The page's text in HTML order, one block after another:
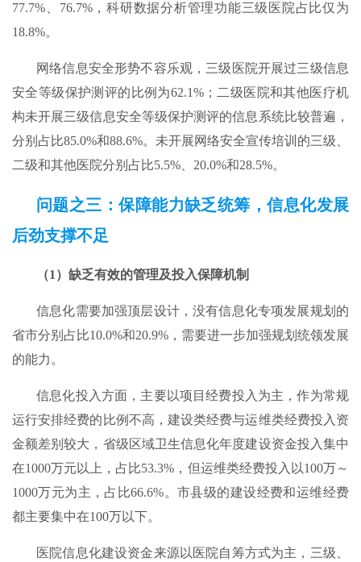
77.7%、76.7%，科研数据分析管理功能三级医院占比仅为
18.8%。
网络信息安全形势不容乐观，三级医院开展过三级信息
安全等级保护测评的比例为62.1%；二级医院和其他医疗机
构未开展三级信息安全等级保护测评的信息系统比较普遍，
分别占比85.0%和88.6%。未开展网络安全宣传培训的三级、
二级和其他医院分别占比5.5%、20.0%和28.5%。
问题之三：保障能力缺乏统筹，信息化发展
后劲支撑不足
（1）缺乏有效的管理及投入保障机制
信息化需要加强顶层设计，没有信息化专项发展规划的
省市分别占比10.0%和20.9%，需要进一步加强规划统领发展
的能力。
信息化投入方面，主要以项目经费投入为主，作为常规
运行安排经费的比例不高，建设类经费与运维类经费投入资
金额差别较大，省级区域卫生信息化年度建设资金投入集中
在1000万元以上，占比53.3%，但运维类经费投入以100万～
1000万元为主，占比66.6%。市县级的建设经费和运维经费
都主要集中在100万以下。
医院信息化建设资金来源以医院自筹方式为主，三级、